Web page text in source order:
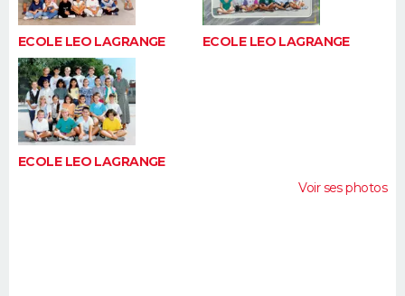
ECOLE LEO LAGRANGE ECOLE LEO LAGRANGE
ECOLE LEO LAGRANGE
Voir ses photos